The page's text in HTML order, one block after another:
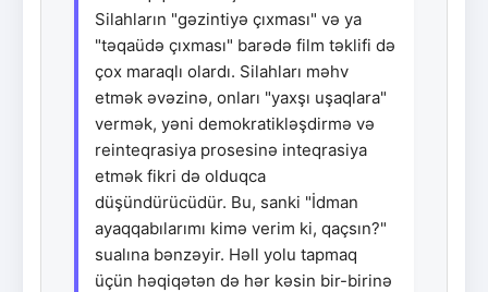
Silahların "gəzintiyə çıxması" və ya
"təqaüdə çıxması" barədə film təklifi də
çox maraqlı olardı. Silahları məhv
etmək əvəzinə, onları "yaxşı uşaqlara"
vermək, yəni demokratikləşdirmə və
reinteqrasiya prosesinə inteqrasiya
etmək fikri də olduqca
düşündürücüdür. Bu, sanki "İdman
ayaqqabılarımı kimə verim ki, qaçsın?"
sualına bənzəyir. Həll yolu tapmaq
üçün həqiqətən də hər kəsin bir-birinə